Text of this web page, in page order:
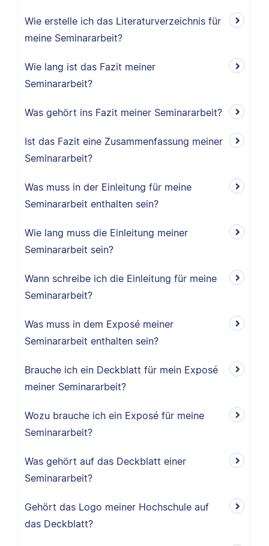
Wie erstelle ich das Literaturverzeichnis für
meine Seminararbeit?
Wie lang ist das Fazit meiner
Seminararbeit?
Was gehört ins Fazit meiner Seminararbeit?
Ist das Fazit eine Zusammenfassung meiner
Seminararbeit?
Was muss in der Einleitung für meine
Seminararbeit enthalten sein?
Wie lang muss die Einleitung meiner
Seminararbeit sein?
Wann schreibe ich die Einleitung für meine
Seminararbeit?
Was muss in dem Exposé meiner
Seminararbeit enthalten sein?
Brauche ich ein Deckblatt für mein Exposé
meiner Seminararbeit?
Wozu brauche ich ein Exposé für meine
Seminararbeit?
Was gehört auf das Deckblatt einer
Seminararbeit?
Gehört das Logo meiner Hochschule auf
das Deckblatt?